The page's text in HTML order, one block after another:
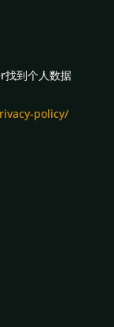
到个人数据
policy/